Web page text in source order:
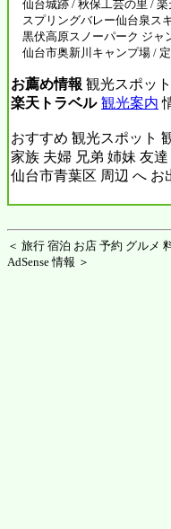
仙台城跡 / 秋保工芸の里 / 楽
スプリングバレー仙台泉ス
黒伏高原スノーパーク ジャ
仙台市奥新川キャンプ場 /
お薦め情報 観光スポッ
楽天トラベル 観光案内
おすすめ 観光スポット
家族 夫婦 兄弟 姉妹 友
仙台市青葉区 周辺 へ お
＜ 旅行 宿泊 お店 予約 グルメ
AdSense 情報 ＞